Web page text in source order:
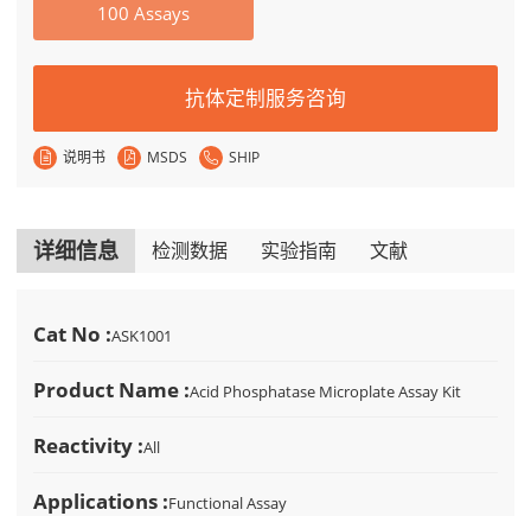
100 Assays
抗体定制服务咨询
说明书 MSDS SHIP
详细信息 检测数据 实验指南 文献
Cat No :ASK1001
Product Name :Acid Phosphatase Microplate Assay Kit
Reactivity :All
Applications :Functional Assay